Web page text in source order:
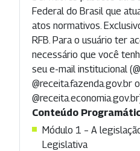
Federal do Brasil que
atos normativos.
RFB. Para o usuário ter
necessário que você
seu e-mail institucional
@receita.fazenda.gov.br
Conteúdo
Módulo 1 – A
Legislativa